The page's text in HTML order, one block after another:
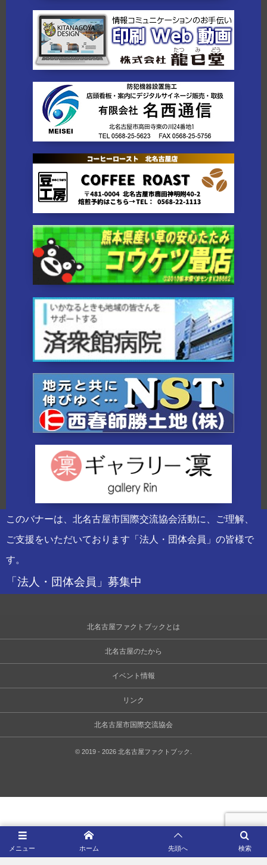
このバナーは、北名古屋市国際交流協会活動に、ご理解、
ご支援をいただいております「法人・団体会員」の皆様で
す。
「法人・団体会員」募集中
北名古屋ファクトブックとは
北名古屋のたから
イベント情報
リンク
北名古屋市国際交流協会
© 2019 - 2026 北名古屋ファクトブック
メニュー 検索
ホーム 先頭へ